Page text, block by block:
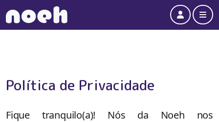
Account
Política de Privacidade
Fique tranquilo(a)! Nós da Noeh nos